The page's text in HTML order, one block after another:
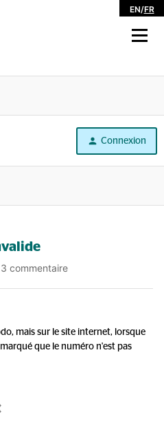
EN/FR
Connexion
3 commentaire
mais sur le site internet, lorsque
que le numéro n'est pas